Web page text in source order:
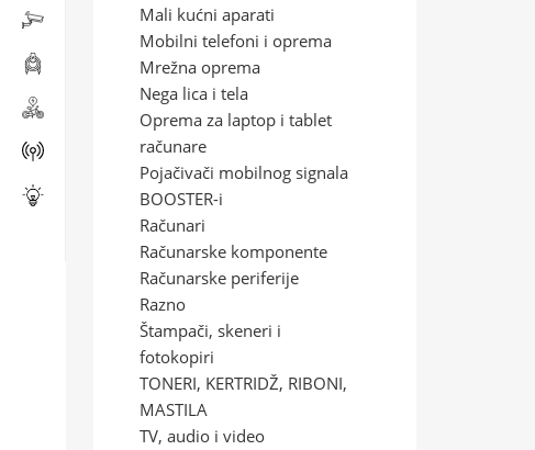
Mali kućni aparati
Mobilni telefoni i oprema
Mrežna oprema
Nega lica i tela
Oprema za laptop i tablet
računare
Pojačivači mobilnog signala
BOOSTER-i
Računari
Računarske komponente
Računarske periferije
Razno
Štampači, skeneri i
fotokopiri
TONERI, KERTRIDŽ, RIBONI,
MASTILA
TV, audio i video